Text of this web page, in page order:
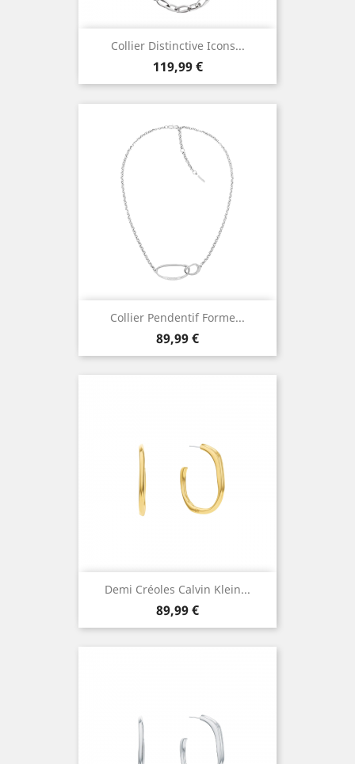
Collier Distinctive Icons...
Prix
119,99 €
Collier Pendentif Forme...
Prix
89,99 €
Demi Créoles Calvin Klein...
Prix
89,99 €